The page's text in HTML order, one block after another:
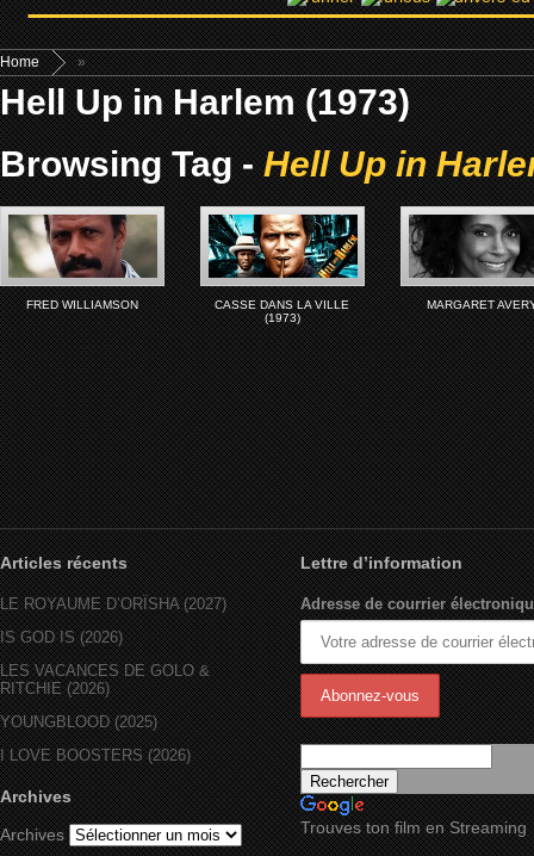
Home »
Hell Up in Harlem (1973)
Browsing Tag -Hell Up in
FRED WILLIAMSON
CASSE DANS LA VILLE
(1973)
MARGARET
Articles récents
LE ROYAUME D’ORÏSHA (2027)
IS GOD IS (2026)
LES VACANCES DE GOLO &
RITCHIE (2026)
YOUNGBLOOD (2025)
I LOVE BOOSTERS (2026)
Archives
Archives
Lettre d’information
Adresse de courrier
Trouves ton film en Streaming